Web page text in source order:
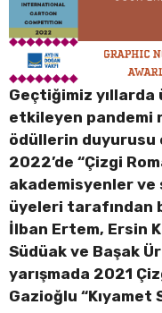
Geçtiğimiz yıllarda
etkileyen pandemi
ödüllerin duyurusu
2022’de “Çizgi
akademisyenler ve
üyeleri tarafından
İlban Ertem, Ersin
Südüak ve Başak
yarışmada 2021
Gazioğlu “Kıyamet